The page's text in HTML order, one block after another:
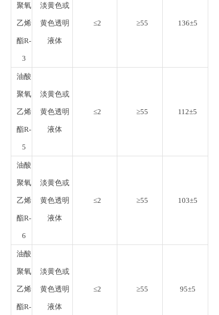
聚氧
乙烯
酯R-
3
淡黄色或
黄色透明
液体
≤2 ≥55 136±5
油酸
聚氧
乙烯
酯R-
5
淡黄色或
黄色透明
液体
≤2 ≥55 112±5
油酸
聚氧
乙烯
酯R-
6
淡黄色或
黄色透明
液体
≤2 ≥55 103±5
油酸
聚氧
乙烯
酯R-
淡黄色或
黄色透明
液体
≤2 ≥55 95±5